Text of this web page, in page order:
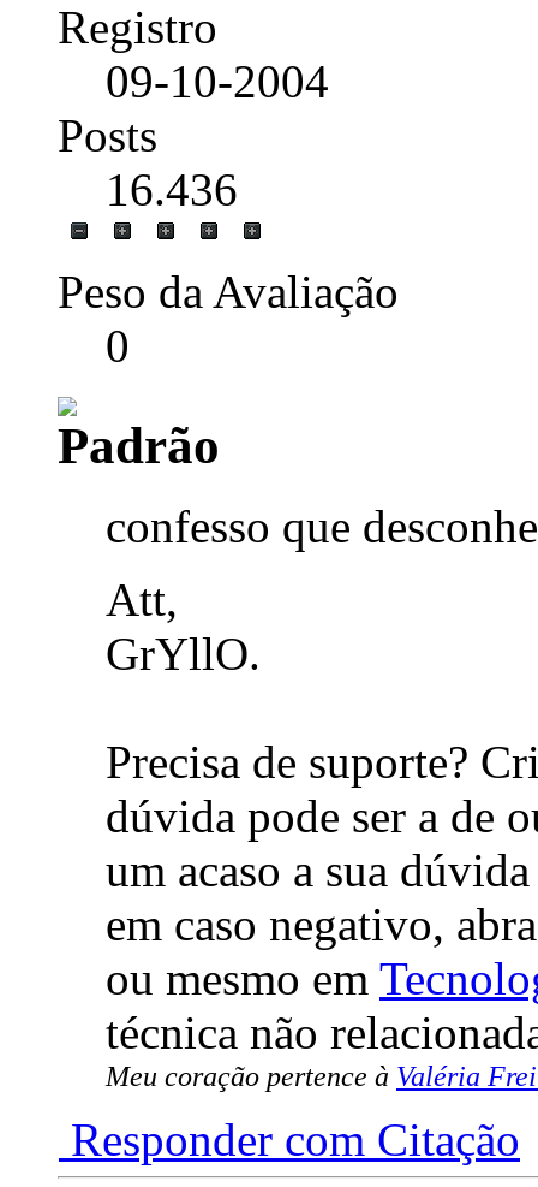
Registro
09-10-2004
Posts
16.436
Peso da Avaliação
0
confesso que
Att,
GrYllO.
Precisa de suporte?
dúvida pode ser a de
um acaso a sua
em caso negativo,
ou mesmo em
técnica não
Meu coração pertence à Valéria
Responder com Citação